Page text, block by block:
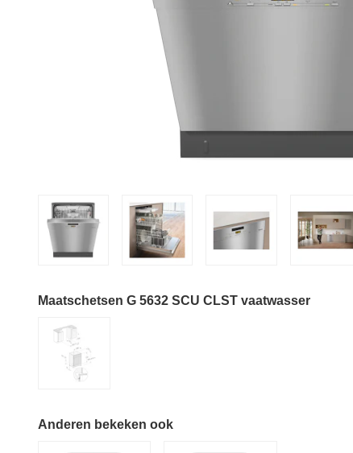
Maatschetsen G 5632 SCU CLST vaatwasser
Anderen bekeken ook